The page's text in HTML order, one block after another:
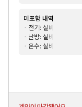
미포함 내역
· 전기: 실비
· 난방: 실비
· 온수: 실비